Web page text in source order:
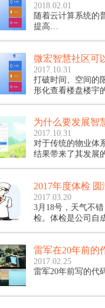
2018.02.01
随着云计算系统的
提高…
微宏智慧社区可
2017.10.31
打破时间、空间的
形化查看楼盘楼宇
为什么要发展智
2017.10.31
对于传统的物业体
结果带来了其发展
2017年度体检 圆
2017.03.20
3月18号，天气不
检。体检是公司自
雷军在20年前的
2017.02.25
雷军20年前写的代